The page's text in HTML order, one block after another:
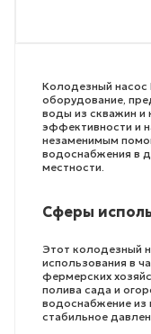
Колодезный насос
оборудование,
воды из скважин и
эффективности и
незаменимым
водоснабжения в
местности.
Сферы
Этот колодезный
использования в
фермерских
полива сада и
водоснабжение из
стабильное